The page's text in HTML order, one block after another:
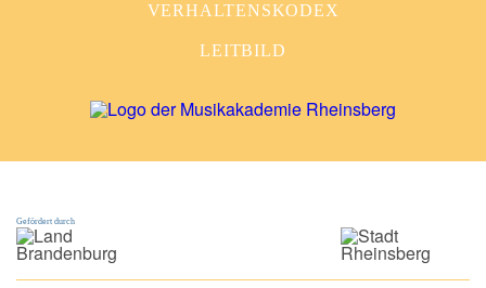
VERHALTENSKODEX
LEITBILD
Gefördert durch